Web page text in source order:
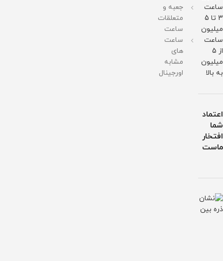
ساعت
3 تا 5
میلیون
ساعت
از 5
میلیون
به بالا
اعتماد
شما
افتخار
ماست
جعبه و
متعلقات
ساعت
ساعت
های
مشابه
اورجینال